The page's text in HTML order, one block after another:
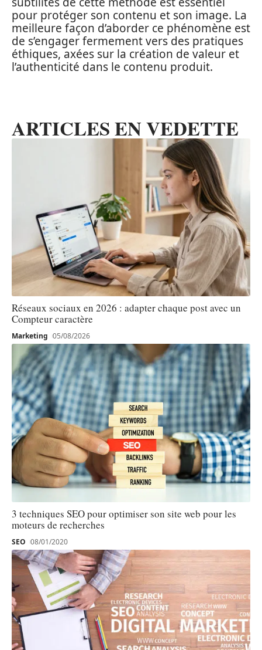
pour protéger son contenu et son image. La
meilleure façon d’aborder ce phénomène est
de s’engager fermement vers des pratiques
éthiques, axées sur la création de valeur et
l’authenticité dans le contenu produit.
ARTICLES EN VEDETTE
Réseaux sociaux en 2026 : adapter chaque post avec un
Compteur caractère
Marketing 05/08/2026
3 techniques SEO pour optimiser son site web pour les
moteurs de recherches
SEO 08/01/2020